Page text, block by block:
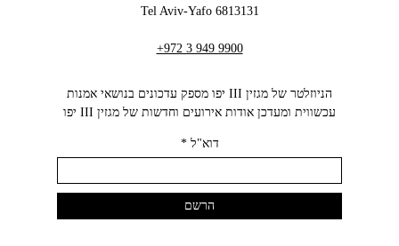
6813131 Tel Aviv-Yafo
+972 3 949 9900
הניוזלטר של מגזין III יפו מספק עדכונים בנושאי אמנות
עכשווית ומעדכן אודות אירועים וחדשות של מגזין III יפו‬
דוא"ל*